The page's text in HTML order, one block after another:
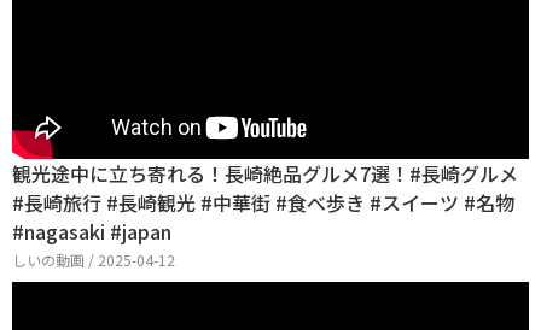
観光途中に立ち寄れる！長崎絶品グルメ7選！#長崎グルメ
#長崎旅行 #長崎観光 #中華街 #食べ歩き #スイーツ #名物
#nagasaki #japan
しいの動画 / 2025-04-12